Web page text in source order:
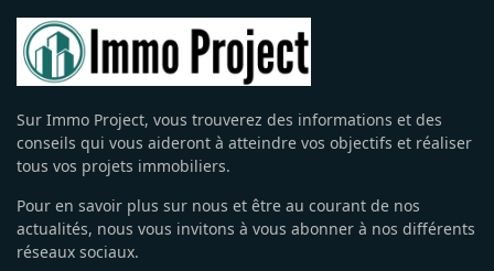
Sur Immo Project, vous trouverez des informations et des
conseils qui vous aideront à atteindre vos objectifs et réaliser
tous vos projets immobiliers.
Pour en savoir plus sur nous et être au courant de nos
actualités, nous vous invitons à vous abonner à nos différents
réseaux sociaux.